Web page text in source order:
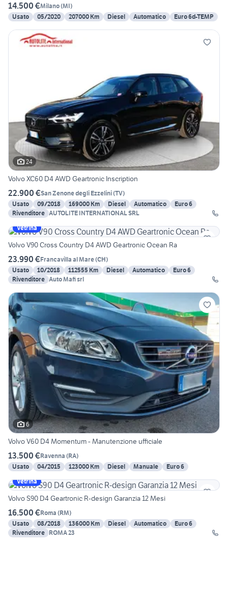
14.500 €Milano(MI)
Usato
05/2020 207000 Km Diesel Automatico Euro 6d-TEMP
24
Volvo XC60 D4 AWD Geartronic Inscription
22.900 €San Zenone degli Ezzelini(TV)
Usato
09/2018 169000 Km Diesel Automatico
Euro 6
Rivenditore AUTOLITE INTERNATIONAL SRL
Vetrina
Volvo V90 Cross Country D4 AWD Geartronic Ocean Ra
23.990 €Francavilla al Mare(CH)
Usato
10/2018 112555 Km Diesel Automatico
Euro 6
Rivenditore Auto Mafi srl
6
Volvo V60 D4 Momentum - Manutenzione ufficiale
13.500 €Ravenna (RA)
Usato
04/2015 123000 Km Diesel Manuale
Euro 6
Vetrina
Volvo S90 D4 Geartronic R-design Garanzia 12 Mesi
16.500 €Roma (RM)
Usato
08/2018 136000 Km Diesel Automatico
Euro 6
Rivenditore ROMA 23